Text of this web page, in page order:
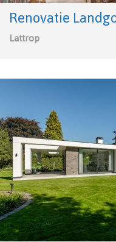
Renovatie
Lattrop